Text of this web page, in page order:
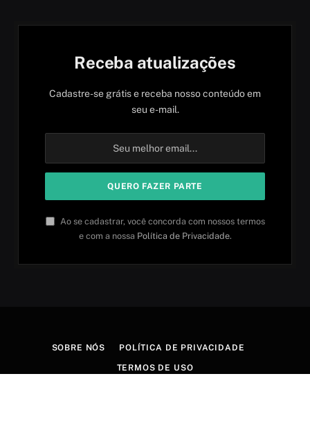
Receba atualizações
Cadastre-se grátis e receba nosso conteúdo em
seu e-mail.
Ao se cadastrar, você concorda com nossos termos
e com a nossa Política de Privacidade.
SOBRE NÓS POLÍTICA DE PRIVACIDADE
TERMOS DE USO